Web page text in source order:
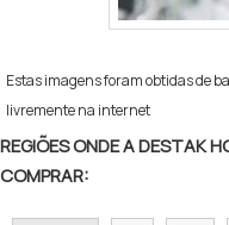
Estas imagens foram obtidas de
livremente na internet
REGIÕES ONDE A DESTAK
COMPRAR: